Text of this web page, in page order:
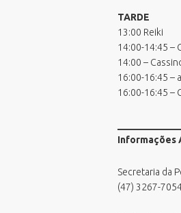
TARDE
13:00 Reiki
14:00-14:45 –
14:00 –
16:00-16:45 –
16:00-16:45 –
Informações
Secretaria da
(47) 3267-